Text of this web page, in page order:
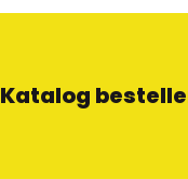
Katalog